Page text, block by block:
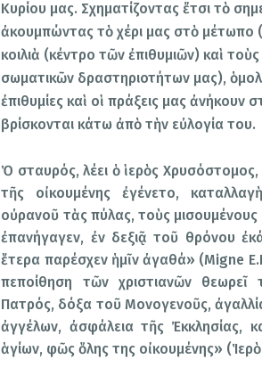
Κυρίου μας. Σχηματίζοντας ἔτσι τὸ
ἀκουμπώντας τὸ χέρι μας στὸ μέτωπο
κοιλιὰ (κέντρο τῶν ἐπιθυμιῶν) καὶ
σωματικῶν δραστηριοτήτων μας),
ἐπιθυμίες καὶ οἱ πράξεις μας ἀνήκουν
βρίσκονται κάτω ἀπὸ τὴν εὐλογία του.
Ὁ σταυρός, λέει ὁ ἱερὸς
τῆς οἰκουμένης ἐγένετο,
οὐρανοῦ τὰς πύλας, τοὺς μισουμένους
ἐπανήγαγεν, ἐν δεξιᾷ τοῦ θρόνου
ἕτερα παρέσχεν ἡμῖν ἀγαθά» (Migne
πεποίθηση τῶν χριστιανῶν
Πατρός, δόξα τοῦ Μονογενοῦς,
ἀγγέλων, ἀσφάλεια τῆς Ἐκκλησίας,
ἁγίων, φῶς ὅλης της οἰκουμένης»